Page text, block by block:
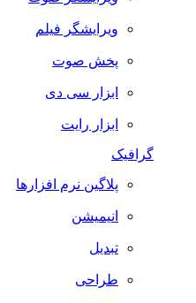
ویرایشگر فیلم
پخش صوت
ابزار سی دی
ابزار رایت
گرافیک
پلاگین نرم افزارها
انیمیشن
تبدیل
طراحی